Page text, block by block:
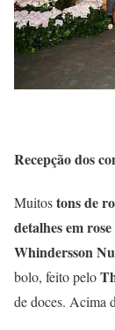
Recepção dos
Muitostons de
detalhes em
Whindersson
bolo, feito pelo
de doces. Acima